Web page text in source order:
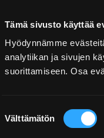
Tämä sivusto käyttää
Hyödynnämme
analytiikan ja sivujen
suorittamiseen. Osa
valinta
Välttämätön